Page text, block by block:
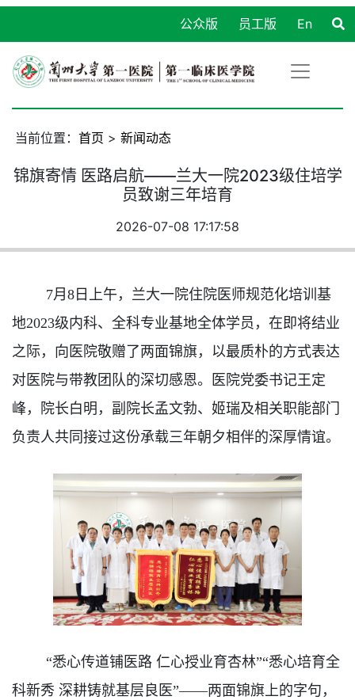
En
员工版
公众版
当前位置： 首页 > 新闻动态
锦旗寄情 医路启航——兰大一院2023级住培学
员致谢三年培育
2026-07-08 17:17:58
7月8日上午，兰大一院住院医师规范化培训基
地2023级内科、全科专业基地全体学员，在即将结业
之际，向医院敬赠了两面锦旗， 以最质朴的方式表达
对医院与带教团队的深切感恩。医院党委书记王定
峰，院长白明，副院长孟文勃、姬瑞及相关职能部门
负责人共同接过这份承载三年朝夕相伴的深厚情谊。
“悉心传道铺医路 仁心授业育杏林”“悉心培育全
科新秀 深耕铸就基层良医”——两面锦旗上的字句，